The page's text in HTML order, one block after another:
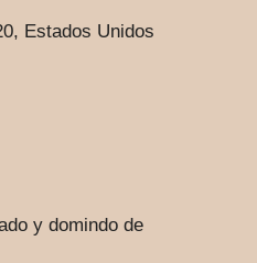
Estados Unidos
y domindo de